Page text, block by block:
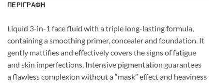
ΠΕΡΙΓΡΑΦΉ
Liquid 3-in-1 face fluid with a triple long-lasting formula,
containing a smoothing primer, concealer and foundation. It
gently mattifies and effectively covers the signs of fatigue
and skin imperfections. Intensive pigmentation guarantees
a flawless complexion without a “mask” effect and heaviness